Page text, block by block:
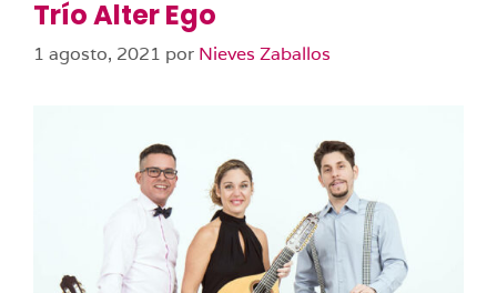
Trío Alter Ego
1 agosto, 2021 por Nieves Zaballos